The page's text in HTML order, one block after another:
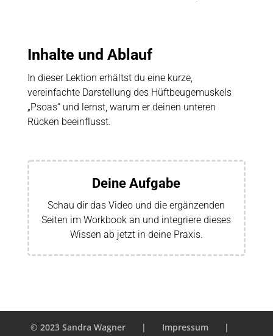
Inhalte und Ablauf
In dieser Lektion erhältst du eine kurze,
vereinfachte Darstellung des Hüftbeugemuskels
„Psoas“ und lernst, warum er deinen unteren
Rücken beeinflusst.
Deine Aufgabe
Schau dir das Video und die ergänzenden
Seiten im Workbook an und integriere dieses
Wissen ab jetzt in deine Praxis.
© 2023 Sandra Wagner | Impressum
|